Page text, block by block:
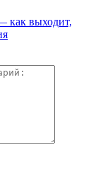
как выходит,